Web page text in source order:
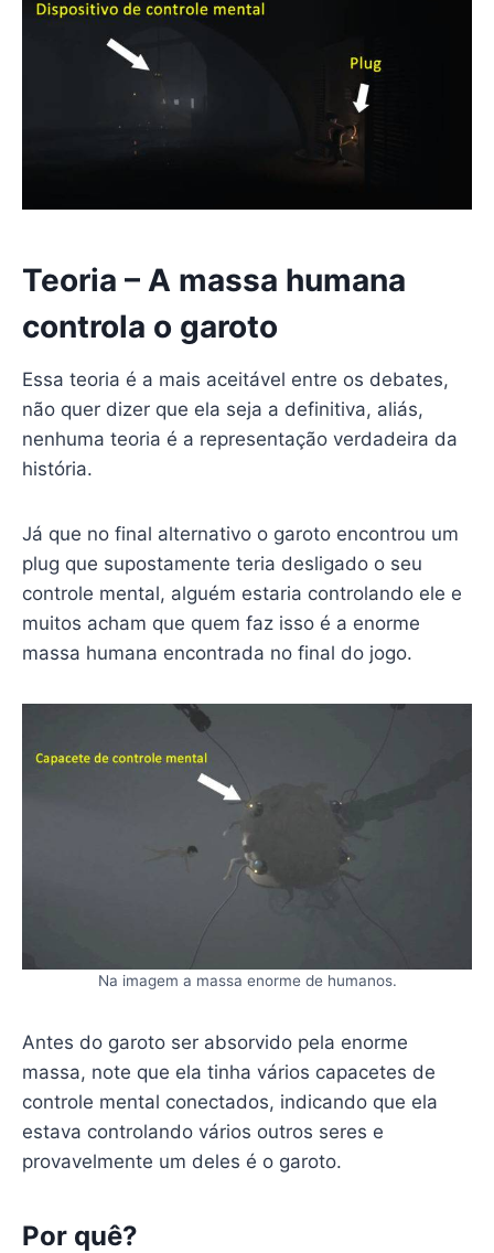
Teoria – A massa humana
controla o garoto
Essa teoria é a mais aceitável entre os debates,
não quer dizer que ela seja a definitiva, aliás,
nenhuma teoria é a representação verdadeira da
história.
Já que no final alternativo o garoto encontrou um
plug que supostamente teria desligado o seu
controle mental, alguém estaria controlando ele e
muitos acham que quem faz isso é a enorme
massa humana encontrada no final do jogo.
Na imagem a massa enorme de humanos.
Antes do garoto ser absorvido pela enorme
massa, note que ela tinha vários capacetes de
controle mental conectados, indicando que ela
estava controlando vários outros seres e
provavelmente um deles é o garoto.
Por quê?